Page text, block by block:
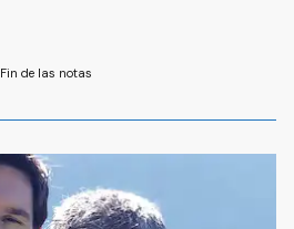
Fin de las notas